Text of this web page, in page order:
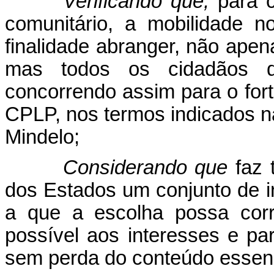
comunitário, a mobilidade
finalidade abranger, não
mas todos os cidadãos
concorrendo assim para o
CPLP, nos termos indicados
Mindelo;
Considerando que faz
dos Estados um conjunto de
a que a escolha possa
possível aos interesses e
sem perda do conteúdo